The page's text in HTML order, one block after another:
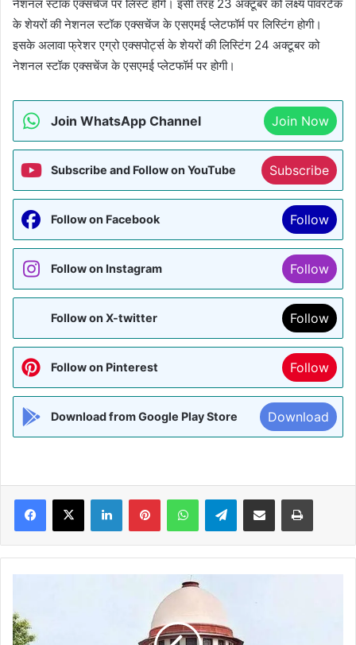
नेशनल स्टॉक एक्सचेंज पर लिस्ट होंगे। इसी तरह 23 अक्टूबर को लक्ष्य पावरटेक
के शेयरों की नेशनल स्टॉक एक्सचेंज के एसएमई प्लेटफॉर्म पर लिस्टिंग होगी।
इसके अलावा फ्रेशर एग्रो एक्सपोर्ट्स के शेयरों की लिस्टिंग 24 अक्टूबर को
नेशनल स्टॉक एक्सचेंज के एसएमई प्लेटफॉर्म पर होगी।
Join WhatsApp Channel Join Now
Subscribe and Follow on YouTube Subscribe
Follow on Facebook Follow
Follow on Instagram Follow
Follow on X-twitter Follow
Follow on Pinterest Follow
Download from Google Play Store Download
Facebook
X LinkedInPinterestWhatsAppTelegramShare via Email Print
के
आरोपितों